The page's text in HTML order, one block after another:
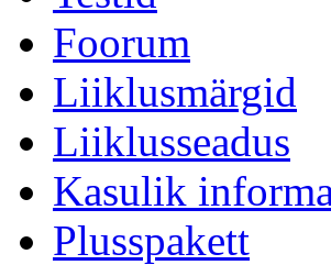
Foorum
Liiklusmärgid
Liiklusseadus
Kasulik
Plusspakett